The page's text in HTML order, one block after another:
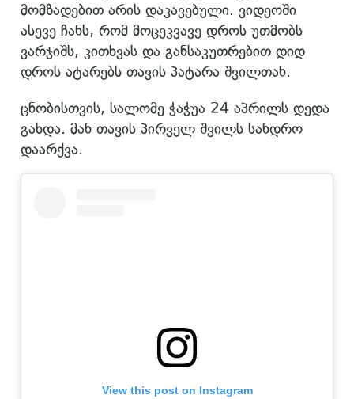
მომზადებით არის დაკავებული. ვიდეოში
ასევე ჩანს, რომ მოცეკვავე დროს უთმობს
ვარჯიშს, კითხვას და განსაკუთრებით დიდ
დროს ატარებს თავის პატარა შვილთან.
ცნობისთვის, სალომე ჭაჭუა 24 აპრილს დედა
გახდა. მან თავის პირველ შვილს სანდრო
დაარქვა.
View this post on Instagram